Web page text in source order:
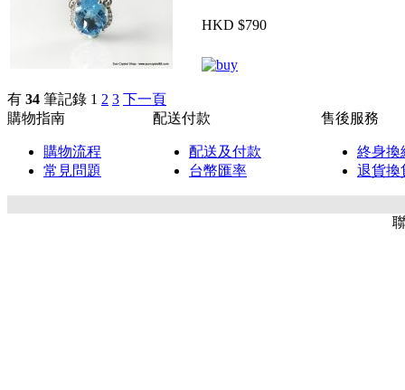
HKD $790
有 34 筆記錄 1 2 3 下一頁
購物指南
配送付款 售後服務
購物流程
常見問題
配送及付款
台幣匯率
終身換
退貨換